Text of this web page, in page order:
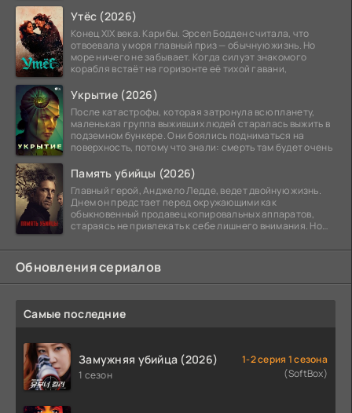
Утёс (2026)
Конец XIX века. Карибы. Эрсел Бодден считала, что
отвоевала у моря главный приз — обычную жизнь. Но
море ничего не забывает. Когда силуэт знакомого
корабля встаёт на горизонте её тихой гавани,
Укрытие (2026)
После катастрофы, которая затронула всю планету,
маленькая группа выживших людей старалась выжить в
подземном бункере. Они боялись подниматься на
поверхность, потому что знали: смерть там будет очень
Память убийцы (2026)
Главный герой, Анджело Ледде, ведет двойную жизнь.
Днем он предстает перед окружающими как
обыкновенный продавец копировальных аппаратов,
стараясь не привлекать к себе лишнего внимания. Но
Обновления сериалов
Самые последние
Замужняя убийца (2026)
1 сезон
1-2 серия 1 сезона
(SoftBox)